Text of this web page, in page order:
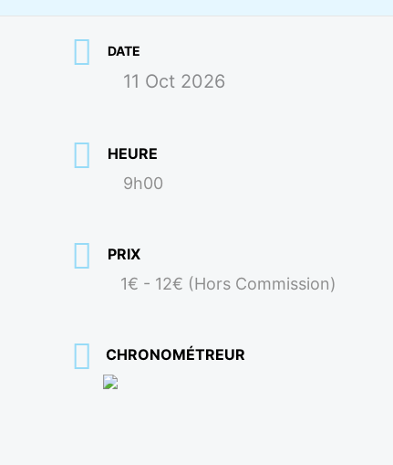
DATE
11 Oct 2026
HEURE
9h00
PRIX
1€ - 12€ (Hors Commission)
CHRONOMÉTREUR